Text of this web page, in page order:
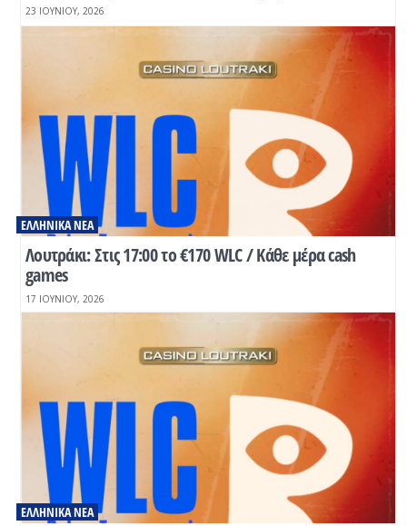
23 ΙΟΥΝΊΟΥ, 2026
Λουτράκι: Στις 17:00 το €170 WLC / Κάθε μέρα cash
games
ΕΛΛΗΝΙΚΆ ΝΈΑ
17 ΙΟΥΝΊΟΥ, 2026
ΕΛΛΗΝΙΚΆ ΝΈΑ